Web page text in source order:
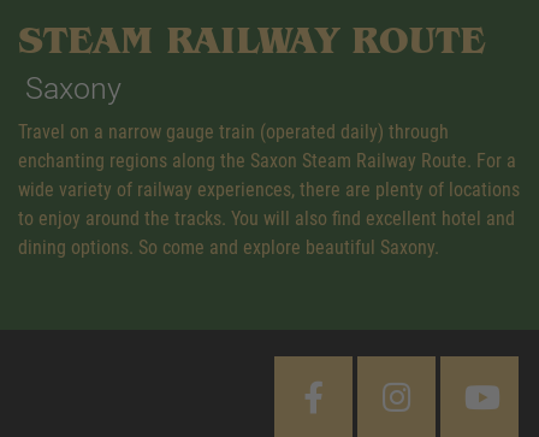
STEAM RAILWAY ROUTE
Saxony
Travel on a narrow gauge train (operated daily) through
enchanting regions along the Saxon Steam Railway Route. For a
wide variety of railway experiences, there are plenty of locations
to enjoy around the tracks. You will also find excellent hotel and
dining options. So come and explore beautiful Saxony.